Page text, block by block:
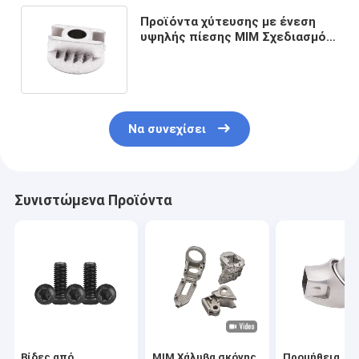
Προϊόντα χύτευσης με ένεση
υψηλής πίεσης MIM Σχεδιασμός
Να συνεχίσει
Συνιστώμενα Προϊόντα